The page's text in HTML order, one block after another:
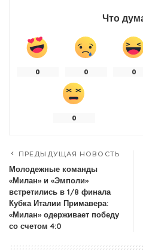
Что
0 0 0
0
ПРЕДЫДУЩАЯ НОВОСТЬ
Молодежные команды
«Милан» и «Эмполи»
встретились в 1/8 финала
Кубка Италии Примавера:
«Милан» одерживает победу
со счетом 4:0